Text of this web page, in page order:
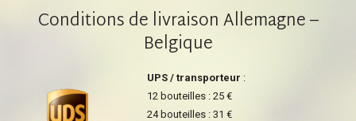
Conditions de livraison Allemagne –
Belgique
UPS / transporteur :
12 bouteilles : 25 €
24 bouteilles : 31 €